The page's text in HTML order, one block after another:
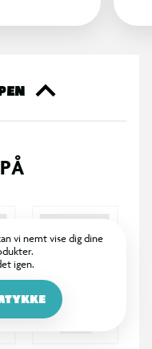
vi nemt vise dig dine
igen.